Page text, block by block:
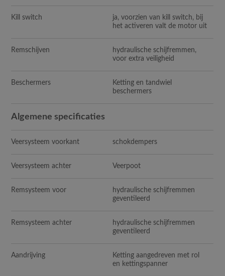
Kill switch
ja, voorzien van kill switch, bij
het activeren valt de motor uit
Remschijven
hydraulische schijfremmen,
voor extra veiligheid
Beschermers
Ketting en tandwiel
beschermers
Algemene specificaties
Veersysteem voorkant schokdempers
Veersysteem achter Veerpoot
Remsysteem voor
hydraulische schijfremmen
geventileerd
Remsysteem achter
hydraulische schijfremmen
geventileerd
Aandrijving
Ketting aangedreven met rol
en kettingspanner